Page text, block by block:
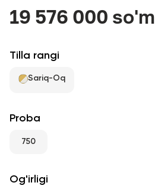
Sevimli
RU
19 576 000 so'm
Tilla rangi
Sariq-Oq
Proba
750
Og'irligi